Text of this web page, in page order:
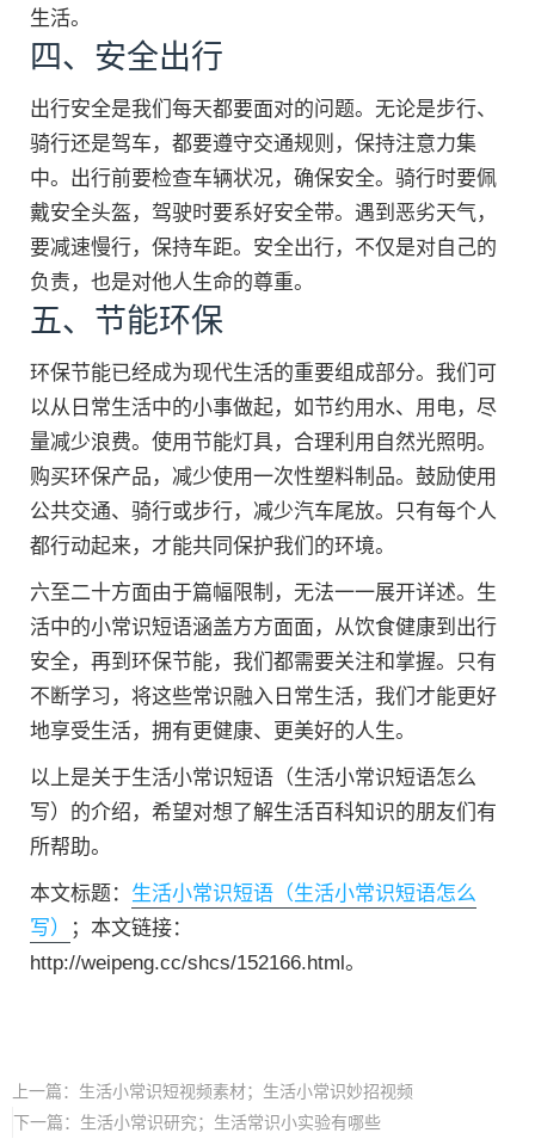
生活。
四、安全出行
出行安全是我们每天都要面对的问题。无论是步行、
骑行还是驾车，都要遵守交通规则，保持注意力集
中。出行前要检查车辆状况，确保安全。骑行时要佩
戴安全头盔，驾驶时要系好安全带。遇到恶劣天气，
要减速慢行，保持车距。安全出行，不仅是对自己的
负责，也是对他人生命的尊重。
五、节能环保
环保节能已经成为现代生活的重要组成部分。我们可
以从日常生活中的小事做起，如节约用水、用电，尽
量减少浪费。使用节能灯具，合理利用自然光照明。
购买环保产品，减少使用一次性塑料制品。鼓励使用
公共交通、骑行或步行，减少汽车尾放。只有每个人
都行动起来，才能共同保护我们的环境。
六至二十方面由于篇幅限制，无法一一展开详述。生
活中的小常识短语涵盖方方面面，从饮食健康到出行
安全，再到环保节能，我们都需要关注和掌握。只有
不断学习，将这些常识融入日常生活，我们才能更好
地享受生活，拥有更健康、更美好的人生。
以上是关于生活小常识短语（生活小常识短语怎么
写）的介绍，希望对想了解生活百科知识的朋友们有
所帮助。
本文标题： 生活小常识短语（生活小常识短语怎么
写）
；本文链接：
http://weipeng.cc/shcs/152166.html。
上一篇： 生活小常识短视频素材；生活小常识妙招视频
下一篇： 生活小常识研究；生活常识小实验有哪些